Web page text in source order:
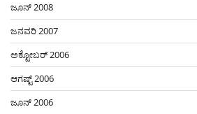
ಜೂನ್ 2008
ಜನವರಿ 2007
ಅಕ್ಟೋಬರ್ 2006
ಆಗಷ್ಟ್ 2006
ಜೂನ್ 2006